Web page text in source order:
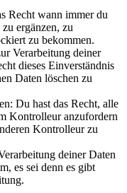
Recht wann immer du
ergänzen, zu
zu bekommen.
Verarbeitung deiner
dieses Einverständnis
Daten löschen zu
Du hast das Recht, alle
Kontrolleur anzufordern
Kontrolleur zu
deiner Daten
es sei denn es gibt